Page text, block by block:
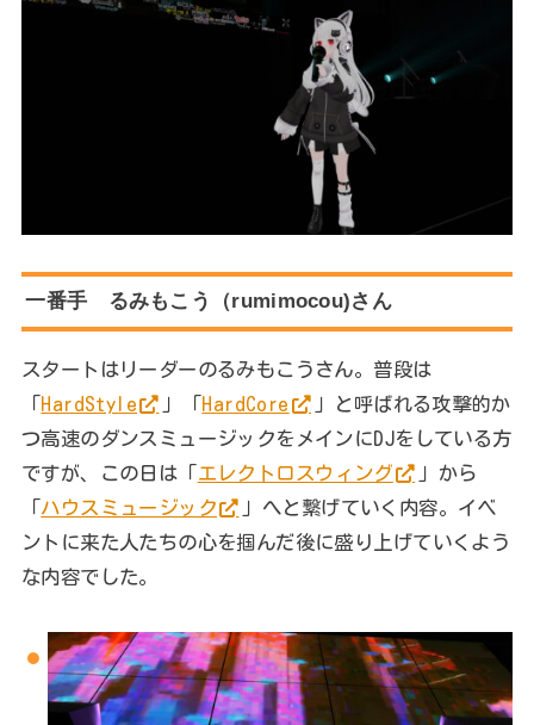
一番手 るみもこう（rumimocou)さん
スタートはリーダーのるみもこうさん。普段は
「HardStyle 」「HardCore
」と呼ばれる攻撃的か
つ高速のダンスミュージックをメインにDJをしている方
ですが、この日は「エレクトロスウィング
」から
「ハウスミュージック
」へと繋げていく内容。イベ
ントに来た人たちの心を掴んだ後に盛り上げていくよう
な内容でした。